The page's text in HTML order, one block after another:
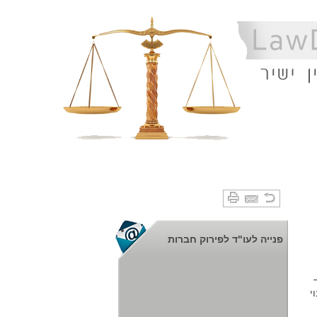
פנייה לעו"ד לפירוק חברות